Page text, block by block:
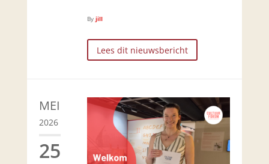
By jill
Lees dit nieuwsbericht
MEI
2026
25